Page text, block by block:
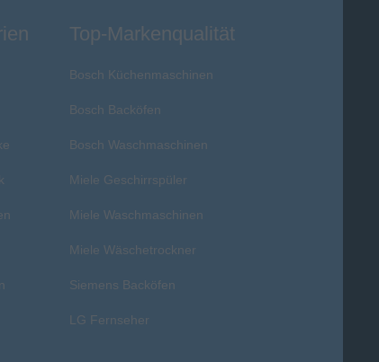
Top-Markenqualität
Bosch Küchenmaschinen
Bosch Backöfen
Bosch Waschmaschinen
Miele Geschirrspüler
Miele Waschmaschinen
Miele Wäschetrockner
Siemens Backöfen
LG Fernseher